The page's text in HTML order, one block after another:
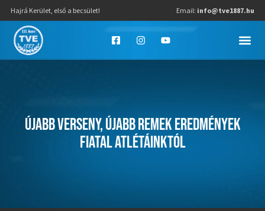
Hajrá Kerület, első a becsület! Email: info@tve1887.hu
ÚJABB VERSENY, ÚJABB REMEK EREDMÉNYEK
FIATAL ATLÉTÁINKTÓL